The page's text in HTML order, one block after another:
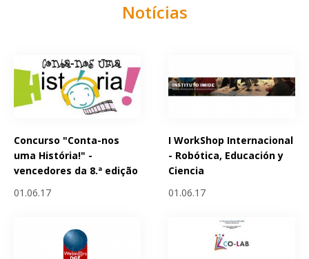
Notícias
Concurso "Conta-nos
uma História!" -
vencedores da 8.ª edição
01.06.17
I WorkShop Internacional
- Robótica, Educación y
Ciencia
01.06.17
Páginas